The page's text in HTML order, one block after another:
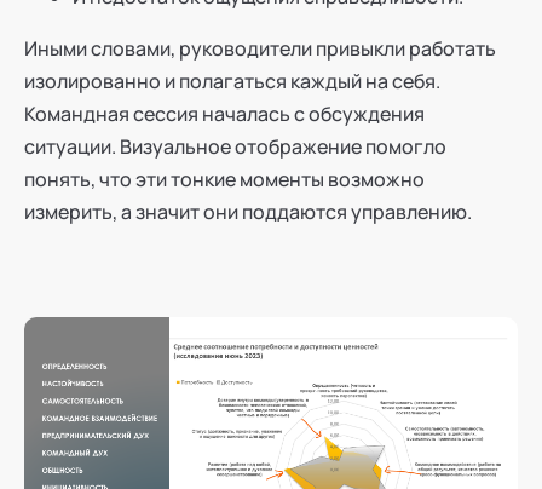
Иными словами, руководители привыкли работать
изолированно и полагаться каждый на себя.
Командная сессия началась с обсуждения
ситуации. Визуальное отображение помогло
понять, что эти тонкие моменты возможно
измерить, а значит они поддаются управлению.